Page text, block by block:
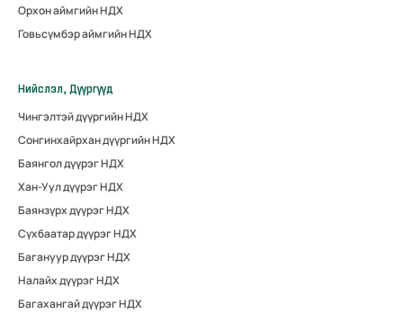
Орхон аймгийн НДХ
Говьсүмбэр аймгийн НДХ
Нийслэл, Дүүргүүд
Чингэлтэй дүүргийн НДХ
Сонгинхайрхан дүүргийн НДХ
Баянгол дүүрэг НДХ
Хан-Уул дүүрэг НДХ
Баянзүрх дүүрэг НДХ
Сүхбаатар дүүрэг НДХ
Багануур дүүрэг НДХ
Налайх дүүрэг НДХ
Багахангай дүүрэг НДХ